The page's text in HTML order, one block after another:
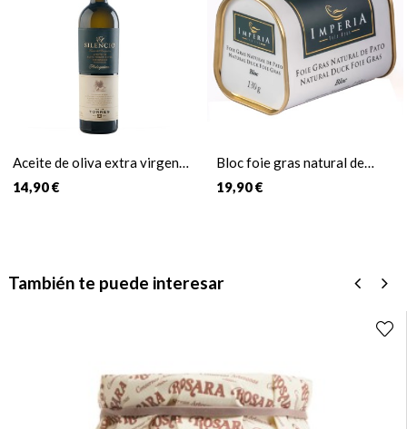
Aceite de oliva extra virgen
El Silencio
14,90 €
Bloc foie gras natural de
Pato 130 gr.
19,90 €
También te puede interesar
›